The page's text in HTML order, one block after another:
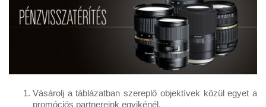
Vásárolj a táblázatban szereplő objektívek közül egyet a
promóciós partnereink egyikénél.